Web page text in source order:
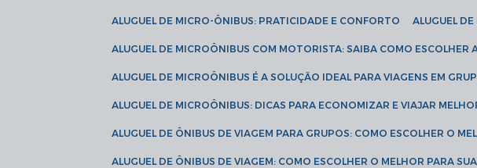
ALUGUEL DE MICRO-ÔNIBUS: PRATICIDADE E CONFORTO ALUGUEL
ALUGUEL DE MICROÔNIBUS COM MOTORISTA: SAIBA COMO ESCOLHER
ALUGUEL DE MICROÔNIBUS É A SOLUÇÃO IDEAL PARA VIAGENS EM
ALUGUEL DE MICROÔNIBUS: DICAS PARA ECONOMIZAR E VIAJAR
ALUGUEL DE ÔNIBUS DE VIAGEM PARA GRUPOS: COMO ESCOLHER O
ALUGUEL DE ÔNIBUS DE VIAGEM: COMO ESCOLHER O MELHOR PARA